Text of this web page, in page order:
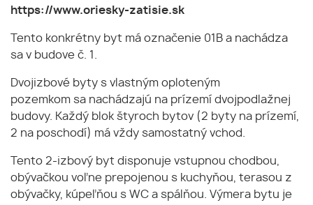
https://www.oriesky-zatisie.sk
Tento konkrétny byt má označenie 01B a nachádza
sa v budove č. 1.
Dvojizbové byty s vlastným oploteným
pozemkom sa nachádzajú na prízemí dvojpodlažnej
budovy. Každý blok štyroch bytov (2 byty na prízemí,
2 na poschodí) má vždy samostatný vchod.
Tento 2-izbový byt disponuje vstupnou chodbou,
obývačkou voľne prepojenou s kuchyňou, terasou z
obývačky, kúpeľňou s WC a spálňou. Výmera bytu je